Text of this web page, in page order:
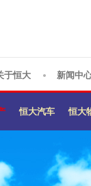
于恒大 新闻中
恒大汽车 恒大